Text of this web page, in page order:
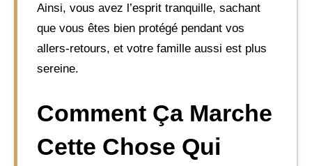
Ainsi, vous avez l’esprit tranquille, sachant
que vous êtes bien protégé pendant vos
allers-retours, et votre famille aussi est plus
sereine.
Comment Ça Marche
Cette Chose Qui